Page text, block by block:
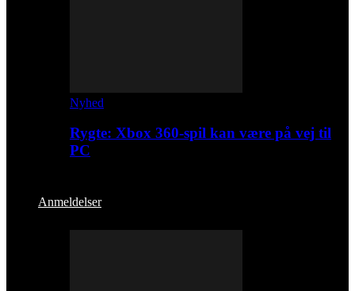
Nyhed
Rygte: Xbox 360-spil kan være på vej til
PC
Anmeldelser